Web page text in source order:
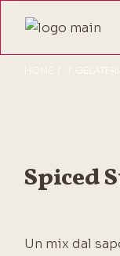
HOME
Spiced
Un mix dal